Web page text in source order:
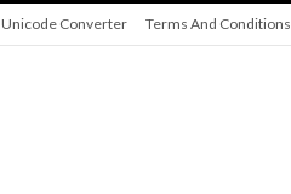
Unicode Converter Terms And Conditions